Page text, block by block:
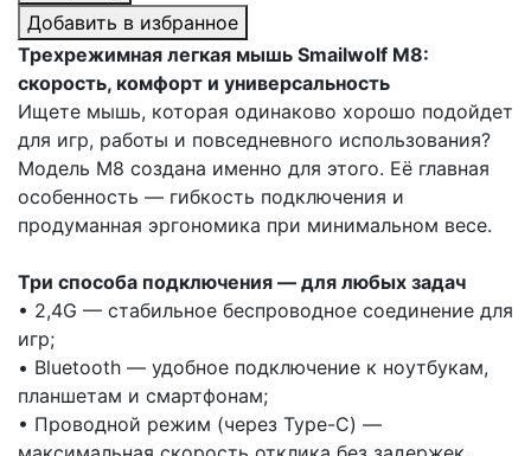
Добавить в избранное
Трехрежимная легкая мышь Smailwolf M8:
скорость, комфорт и универсальность
Ищете мышь, которая одинаково хорошо подойдет
для игр, работы и повседневного использования?
Модель M8 создана именно для этого. Её главная
особенность — гибкость подключения и
продуманная эргономика при минимальном весе.
Три способа подключения — для любых задач
• 2,4G — стабильное беспроводное соединение для
игр;
• Bluetooth — удобное подключение к ноутбукам,
планшетам и смартфонам;
• Проводной режим (через Type-C) —